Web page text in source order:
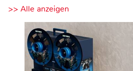
>> Alle anzeigen